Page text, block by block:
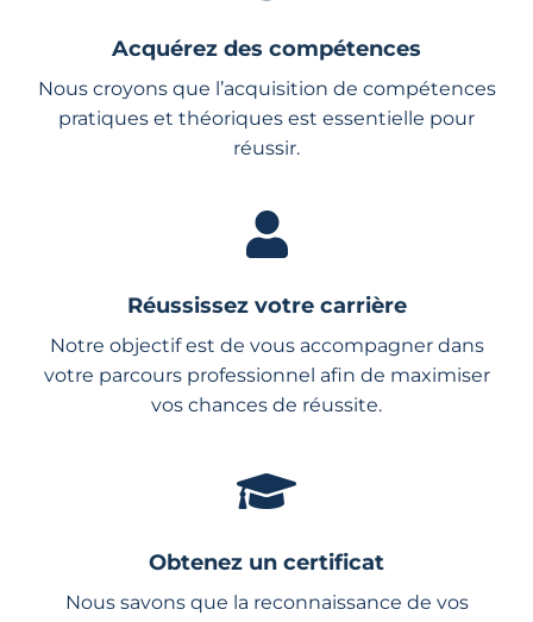
Acquérez des compétences
Nous croyons que l’acquisition de compétences
pratiques et théoriques est essentielle pour
réussir.
Réussissez votre carrière
Notre objectif est de vous accompagner dans
votre parcours professionnel afin de maximiser
vos chances de réussite.
Obtenez un certificat
Nous savons que la reconnaissance de vos